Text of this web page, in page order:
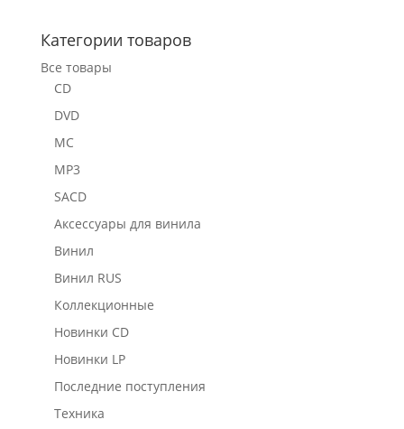
Категории товаров
Все товары
CD
DVD
MC
MP3
SACD
Аксессуары для винила
Винил
Винил RUS
Коллекционные
Новинки CD
Новинки LP
Последние поступления
Техника